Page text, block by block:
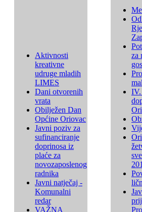
Aktivnosti
kreativne
udruge mladih
LIMES
Dani otvorenih
vrata
Obilježen Dan
Općine Oriovac
Javni poziv za
sufinanciranje
doprinosa iz
plaće za
novozaposlenog
radnika
Javni natječaj -
Komunalni
redar
VAŽNA
za
IV.